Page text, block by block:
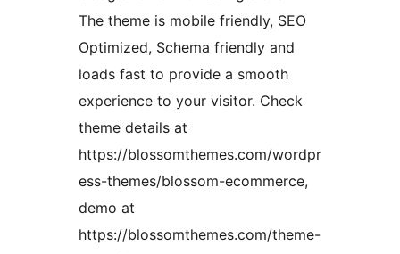
The theme is mobile friendly, SEO
Optimized, Schema friendly and
loads fast to provide a smooth
experience to your visitor. Check
theme details at
https://blossomthemes.com/wordpr
ess-themes/blossom-ecommerce,
demo at
https://blossomthemes.com/theme-